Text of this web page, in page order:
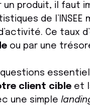
un produit, il faut
de
Ce taux
ou par une
client cible et
une simple